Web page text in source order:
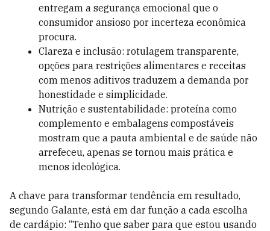
entregam a segurança emocional que o
consumidor ansioso por incerteza econômica
procura.
Clareza e inclusão: rotulagem transparente,
opções para restrições alimentares e receitas
com menos aditivos traduzem a demanda por
honestidade e simplicidade.
Nutrição e sustentabilidade: proteína como
complemento e embalagens compostáveis
mostram que a pauta ambiental e de saúde não
arrefeceu, apenas se tornou mais prática e
menos ideológica.
A chave para transformar tendência em resultado,
segundo Galante, está em dar função a cada escolha
de cardápio: “Tenho que saber para que estou usando